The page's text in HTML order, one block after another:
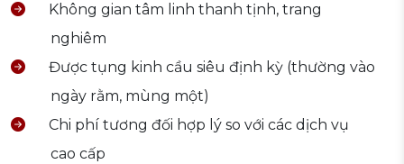
Không gian tâm linh thanh tịnh, trang
nghiêm
Được tụng kinh cầu siêu định kỳ (thường vào
ngày rằm, mùng một)
Chi phí tương đối hợp lý so với các dịch vụ
cao cấp